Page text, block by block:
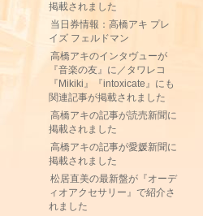
掲載されました
当日券情報：高橋アキ プレ
イズ フェルドマン
高橋アキのインタヴューが
『音楽の友』に／タワレコ
『Mikiki』『intoxicate』にも
関連記事が掲載されました
高橋アキの記事が読売新聞に
掲載されました
高橋アキの記事が愛媛新聞に
掲載されました
松居直美の最新盤が『オーデ
ィオアクセサリー』で紹介さ
れました